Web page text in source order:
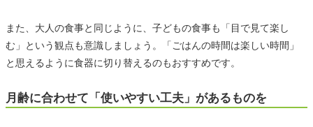
また、大人の食事と同じように、子どもの食事も「目で見て楽し
む」という観点も意識しましょう。「ごはんの時間は楽しい時間」
と思えるように食器に切り替えるのもおすすめです。
月齢に合わせて「使いやすい工夫」があるものを